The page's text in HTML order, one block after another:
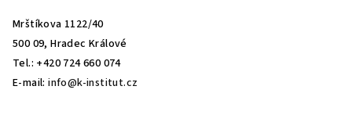
Mrštíkova 1122/40
500 09, Hradec Králové
Tel.: +420 724 660 074
E-mail:info@k-institut.cz